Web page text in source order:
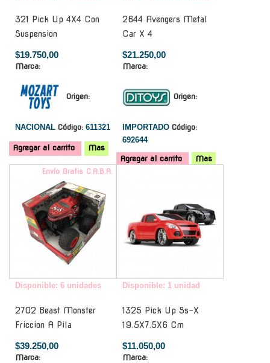
321 Pick Up 4X4 Con
Suspension
$19.750,00
Marca:
Origen:
NACIONAL Código: 611321
Agregar al carrito Mas
2644 Avengers Metal
Car X 4
$21.250,00
Marca:
Origen:
IMPORTADO Código:
692644
Agregar al carrito
Mas
Envío Gratis C.A.B.A.
Disponible: 6 unidades
2702 Beast Monster
Friccion A Pila
$39.250,00
Marca:
Disponible: 1 unidad
1325 Pick Up Ss-X
19.5X7.5X6 Cm
$11.050,00
Marca: